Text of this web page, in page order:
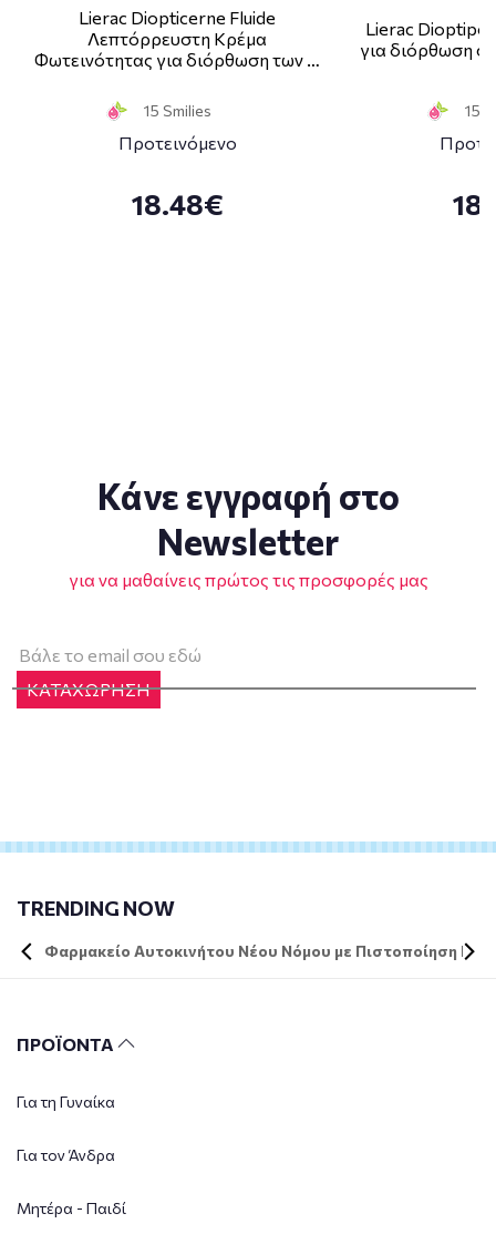
Lierac Diopticerne Fluide
Λεπτόρρευστη Κρέμα
Φωτεινότητας για διόρθωση των …
15 Smilies
Προτεινόμενο
18.48€
Lierac
για διόρθωση
15
Κάνε εγγραφή στο
Newsletter
για να μαθαίνεις πρώτος τις προσφορές μας
ΚΑΤΑΧΩΡΗΣΗ
TRENDING NOW
Φαρμακείο Αυτοκινήτου Νέου Νόμου με Πιστοποίηση DIN
ΠΡΟΪΟΝΤΑ
Για τη Γυναίκα
Για τον Άνδρα
Μητέρα - Παιδί